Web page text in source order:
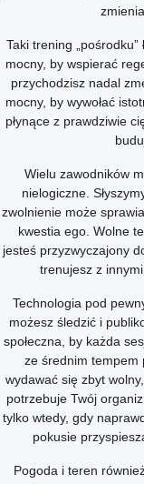
Taki trening
mocny, by wspierać
przychodzisz nadal
mocny, by wywołać
płynące z prawdziwie
Wielu zawodników
nielogiczne.
zwolnienie może
kwestia ego. Wolne
jesteś przyzwyczajony
trenujesz z
Technologia pod
możesz śledzić i
społeczna, by każda
ze średnim tempem
wydawać się zbyt
potrzebuje Twój
tylko wtedy, gdy
pokusie
Pogoda i teren